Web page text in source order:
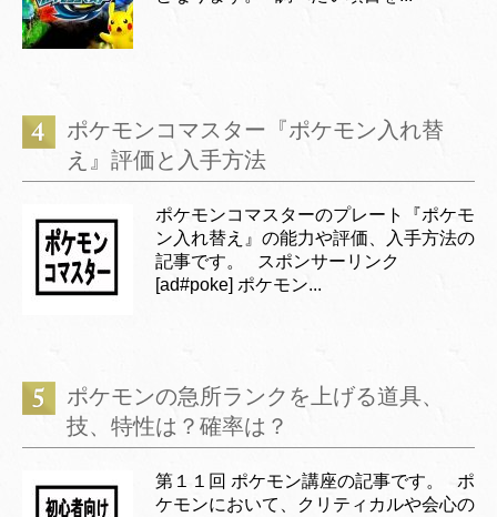
ポケモンコマスター『ポケモン入れ替
え』評価と入手方法
ポケモンコマスターのプレート『ポケモ
ン入れ替え』の能力や評価、入手方法の
記事です。 スポンサーリンク
[ad#poke] ポケモン...
ポケモンの急所ランクを上げる道具、
技、特性は？確率は？
第１１回 ポケモン講座の記事です。 ポ
ケモンにおいて、クリティカルや会心の